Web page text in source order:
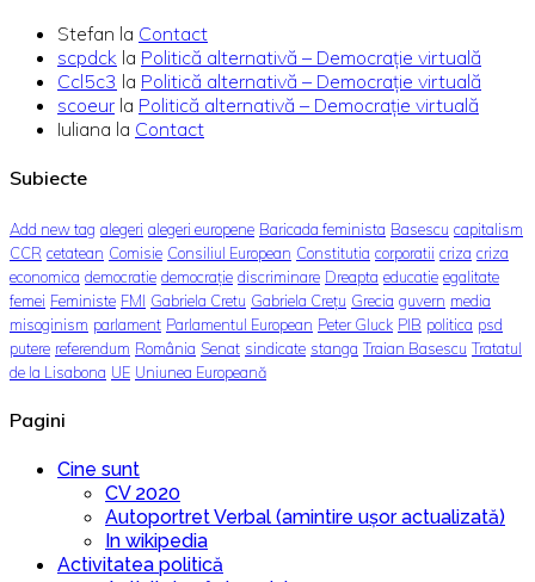
Stefan la Contact
scpdck la Politică alternativă – Democraţie virtuală
Ccl5c3 la Politică alternativă – Democraţie virtuală
scoeur la Politică alternativă – Democraţie virtuală
Iuliana la Contact
Subiecte
Add new tag alegeri alegeri europene Baricada feminista Basescu capitalism
CCR cetatean Comisie Consiliul European Constitutia corporatii criza criza
economica democratie democrație discriminare Dreapta educatie egalitate
femei Feministe FMI Gabriela Cretu Gabriela Crețu Grecia guvern media
misoginism parlament Parlamentul European Peter Gluck PIB politica psd
putere referendum România Senat sindicate stanga Traian Basescu Tratatul
de la Lisabona UE Uniunea Europeană
Pagini
Cine sunt
CV 2020
Autoportret Verbal (amintire ușor actualizată)
In wikipedia
Activitatea politică